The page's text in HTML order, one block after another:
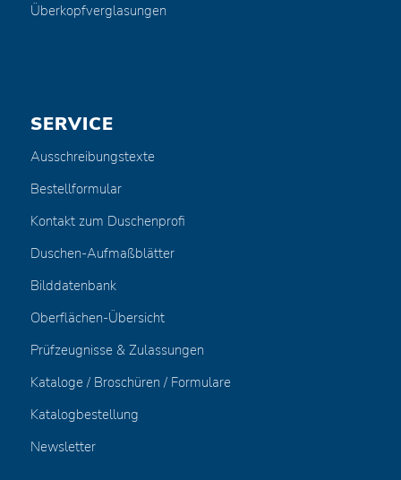
Überkopfverglasungen
SERVICE
Ausschreibungstexte
Bestellformular
Kontakt zum Duschenprofi
Duschen-Aufmaßblätter
Bilddatenbank
Oberflächen-Übersicht
Prüfzeugnisse & Zulassungen
Kataloge / Broschüren / Formulare
Katalogbestellung
Newsletter